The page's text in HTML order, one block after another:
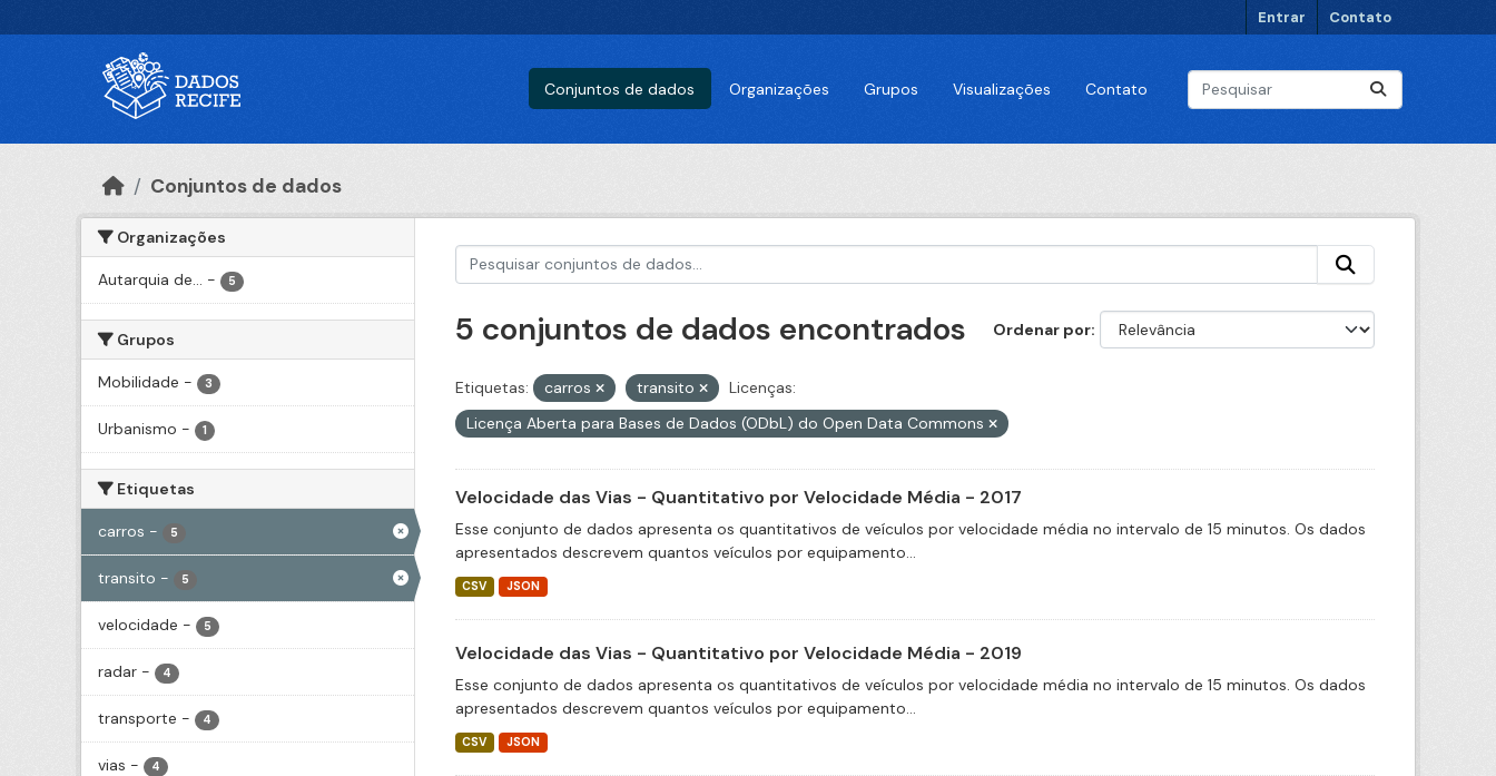
Entrar Contato
Conjuntos de dados Organizações Grupos Visualizações Contato
Conjuntos de dados
Organizações
Autarquia de... - 5
Grupos
Mobilidade - 3
Urbanismo - 1
Etiquetas
carros - 5
transito - 5
velocidade - 5
radar - 4
transporte - 4
vias - 4
Ordenar por
5 conjuntos de dados encontrados
Etiquetas: carros transito
Licenças:
Licença Aberta para Bases de Dados (ODbL) do Open Data Commons
Velocidade das Vias - Quantitativo por Velocidade Média - 2017
Esse conjunto de dados apresenta os quantitativos de veículos por velocidade média no intervalo de 15 minutos. Os dados
apresentados descrevem quantos veículos por equipamento...
CSV JSON
Velocidade das Vias - Quantitativo por Velocidade Média - 2019
Esse conjunto de dados apresenta os quantitativos de veículos por velocidade média no intervalo de 15 minutos. Os dados
apresentados descrevem quantos veículos por equipamento...
CSV JSON